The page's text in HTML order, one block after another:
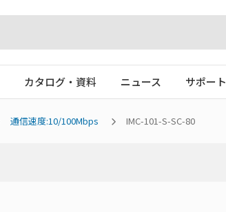
カタログ・資料 ニュース サポート
通信速度:10/100Mbps IMC-101-S-SC-80